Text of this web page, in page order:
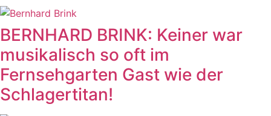
BERNHARD BRINK: Keiner war
musikalisch so oft im
Fernsehgarten Gast wie der
Schlagertitan!